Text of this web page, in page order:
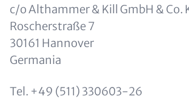
c/o Althammer & Kill GmbH & Co.
Roscherstraße 7
30161 Hannover
Germania
Tel. +49 (511) 330603-26